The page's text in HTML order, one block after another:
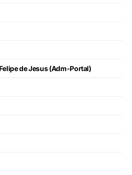
de Jesus (Adm-Portal)